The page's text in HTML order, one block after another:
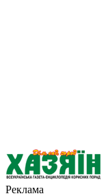
Реклама